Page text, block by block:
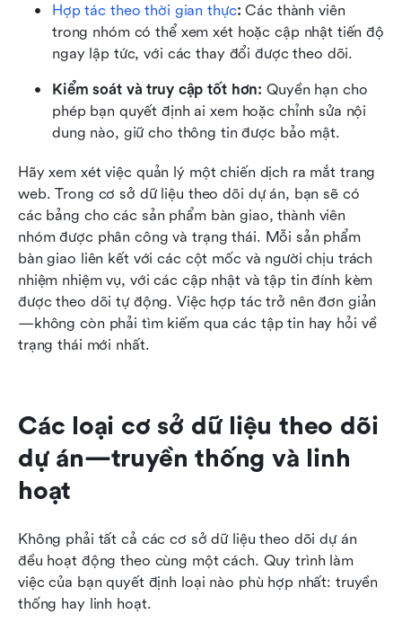
Hợp tác theo thời gian thực: Các thành viên
trong nhóm có thể xem xét hoặc cập nhật tiến độ
ngay lập tức, với các thay đổi được theo dõi.
Kiểm soát và truy cập tốt hơn: Quyền hạn cho
phép bạn quyết định ai xem hoặc chỉnh sửa nội
dung nào, giữ cho thông tin được bảo mật.
Hãy xem xét việc quản lý một chiến dịch ra mắt trang
web. Trong cơ sở dữ liệu theo dõi dự án, bạn sẽ có
các bảng cho các sản phẩm bàn giao, thành viên
nhóm được phân công và trạng thái. Mỗi sản phẩm
bàn giao liên kết với các cột mốc và người chịu trách
nhiệm nhiệm vụ, với các cập nhật và tập tin đính kèm
được theo dõi tự động. Việc hợp tác trở nên đơn giản
—không còn phải tìm kiếm qua các tập tin hay hỏi về
trạng thái mới nhất.
Các loại cơ sở dữ liệu theo dõi
dự án—truyền thống và linh
hoạt
Không phải tất cả các cơ sở dữ liệu theo dõi dự án
đều hoạt động theo cùng một cách. Quy trình làm
việc của bạn quyết định loại nào phù hợp nhất: truyền
thống hay linh hoạt.